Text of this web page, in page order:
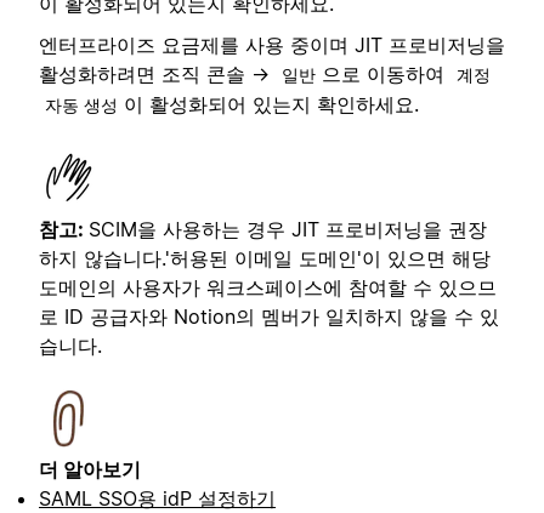
엔터프라이즈 요금제를 사용 중이며 JIT 프로비저닝을
활성화하려면 조직 콘솔 →
일반 으로 이동하여
계정
자동 생성 이 활성화되어 있는지 확인하세요.
참고: SCIM을 사용하는 경우 JIT 프로비저닝을 권장
하지 않습니다.'허용된 이메일 도메인'이 있으면 해당
도메인의 사용자가 워크스페이스에 참여할 수 있으므
로 ID 공급자와 Notion의 멤버가 일치하지 않을 수 있
습니다.
더 알아보기
SAML SSO용 idP 설정하기